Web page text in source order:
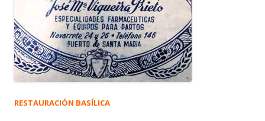
RESTAURACIÓN BASÍLICA